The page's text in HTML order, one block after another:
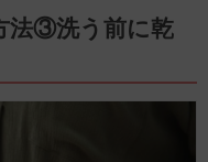
法③洗う前に乾